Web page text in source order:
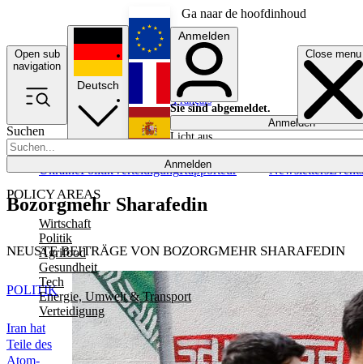
Ga naar de hoofdinhoud
Open sub
navigation
Close menu
Suchen
Anmelden
POLICY AREAS
Wirtschaft
Politik
Agrifood
Gesundheit
Tech
Energie, Umwelt & Transport
Verteidigung
UkrainePolitikVerteidigungRapporteur NewslettersEvents
Deutsch
English
Français
Anmelden
Sie sind abgemeldet.
Anmelden
Licht aus
Bozorgmehr Sharafedin
NEUSTE BEITRÄGE VON BOZORGMEHR SHARAFEDIN
Iran hat
Teile des
Atom-
POLITIK